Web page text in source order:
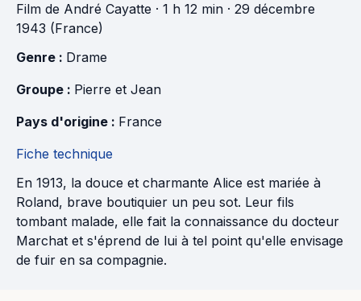
Film de André Cayatte · 1 h 12 min · 29 décembre
1943 (France)
Genre : Drame
Groupe : Pierre et Jean
Pays d'origine : France
Fiche technique
En 1913, la douce et charmante Alice est mariée à
Roland, brave boutiquier un peu sot. Leur fils
tombant malade, elle fait la connaissance du docteur
Marchat et s'éprend de lui à tel point qu'elle envisage
de fuir en sa compagnie.